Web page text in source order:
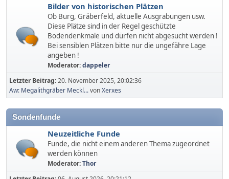
Bilder von historischen Plätzen
Ob Burg, Gräberfeld, aktuelle Ausgrabungen usw.
Diese Plätze sind in der Regel geschützte
Bodendenkmale und dürfen nicht abgesucht werden !
Bei sensiblen Plätzen bitte nur die ungefähre Lage
angeben !
Moderator:dappeler
Letzter Beitrag:20. November 2025, 20:02:36
Aw: Megalithgräber Meckl...vonXerxes
Sondenfunde
Neuzeitliche Funde
Funde, die nicht einem anderen Thema zugeordnet
werden können
Moderator:Thor